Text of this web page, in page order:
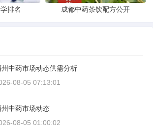
排名 成都中药茶饮配方公开
州中药市场动态供需分析
08-05 07:13:01
州中药市场动态
08-05 01:00:02